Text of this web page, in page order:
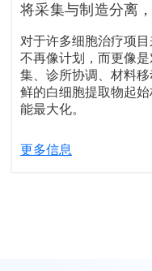
将采集与制造分离
对于许多细胞治疗项
不再像计划，而更像
集、诊所协调、材料
鲜的白细胞提取物起
能最大化。
更多信息